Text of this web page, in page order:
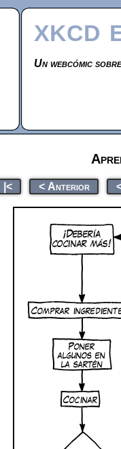
xkcd
Un webcómic
|< < Anterior